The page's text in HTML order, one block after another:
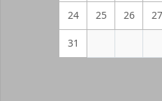
24 25 26 27
31